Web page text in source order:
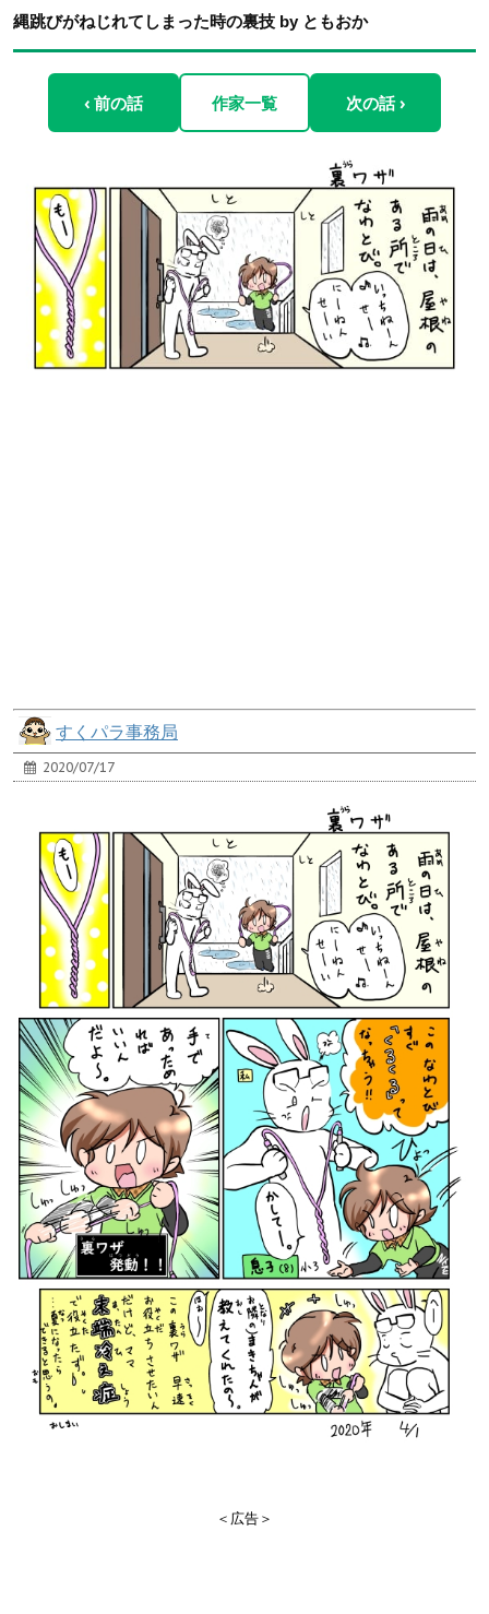
縄跳びがねじれてしまった時の裏技 by ともおか
‹ 前の話 作家一覧 次の話 ›
すくパラ事務局
2020/07/17
＜広告＞